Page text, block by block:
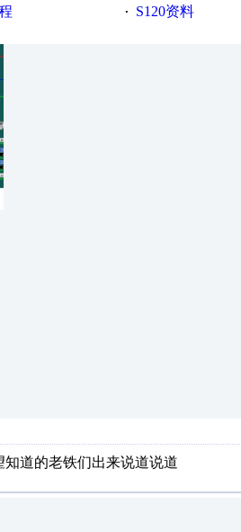
· S120资料
道的老铁们出来说道说道